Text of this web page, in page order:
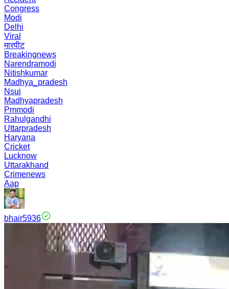
Congress
Modi
Delhi
Viral
मारपीट
Breakingnews
Narendramodi
Nitishkumar
Madhya_pradesh
Nsui
Madhyapradesh
Pmmodi
Rahulgandhi
Uttarpradesh
Haryana
Cricket
Lucknow
Uttarakhand
Crimenews
Aap
bhair5936